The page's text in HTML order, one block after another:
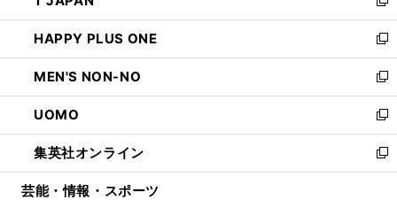
開
く
ウ
で
開
く
ン
ド
ウ
で
開
く
い
ウ
ィ
ン
ド
ウ
で
開
く
新
し
い
ウ
ィ
ン
ド
ウ
で
開
HAPPY PLUS ONE
新
し
い
ウ
ィ
ン
ド
ウ
MEN'S NON-NO
新
し
い
ウ
ィ
ン
UOMO
新
し
い
ウ
集英社オンライン
新
し
芸能・情報・スポーツ